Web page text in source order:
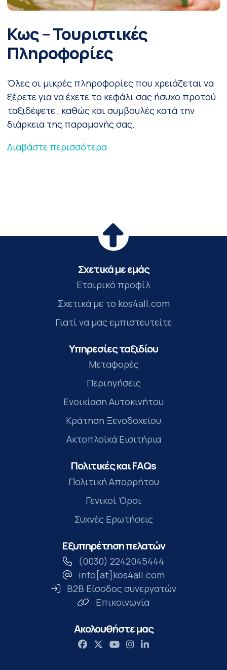
Κως – Τουριστικές
Πληροφορίες
Όλες οι μικρές πληροφορίες που χρειάζεται να
ξέρετε για να έχετε το κεφάλι σας ήσυχο προτού
ταξιδέψετε , καθώς και συμβουλές κατά την
διάρκεια της παραμονής σας.
Διαβάστε περισσότερα
Σχετικά με εμάς
Εταιρικό προφίλ
Σχετικά με το kos4all.com
Γιατί να μας εμπιστευτείτε
Υπηρεσίες ταξιδίου
Μεταφορές
Περιηγήσεις
Ενοικίαση Αυτοκινήτου
Κράτηση Ξενοδοχείου
Ακτοπλοϊκά Εισιτήρια
Πολιτικές και FAQs
Πολιτική Απορρήτου
Γενικοί Όροι
Συχνές Ερωτήσεις
Εξυπηρέτηση πελατών
(0030) 2242045444
info[at]kos4all.com
B2B Είσοδος συνεργατών
Επικοινωνία
Ακολουθήστε μας